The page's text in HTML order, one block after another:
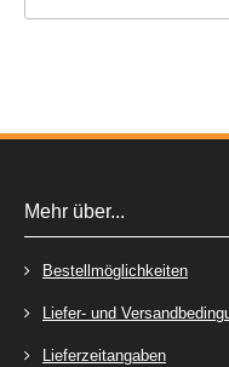
Mehr über...
Bestellmöglichkeiten
Liefer- und
Lieferzeitangaben